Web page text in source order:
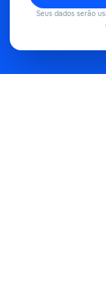
Seus dados serão